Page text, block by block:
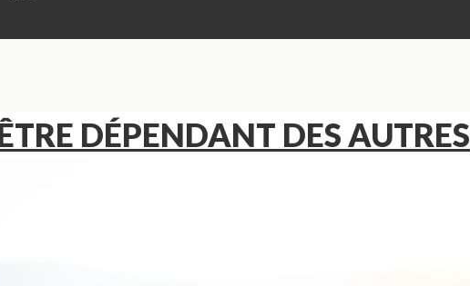
DÉPENDANT DES AUTRES